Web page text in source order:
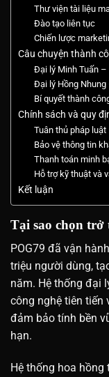
Thư viện tài liệu
Đào tạo liên tục
Chiến lược
Câu chuyện thành
Đại lý Minh Tuấn
Đại lý Hồng
Bí quyết thành
Chính sách và quy
Tuân thủ pháp luật
Bảo vệ thông tin
Thanh toán minh
Hỗ trợ kỹ thuật và
Kết luận
Tại sao chọn
POG79 đã vận
triệu người dùng,
năm. Hệ thống đại
công nghệ tiên tiến
đảm bảo tính bền
hạn.
Hệ thống hoa hồng